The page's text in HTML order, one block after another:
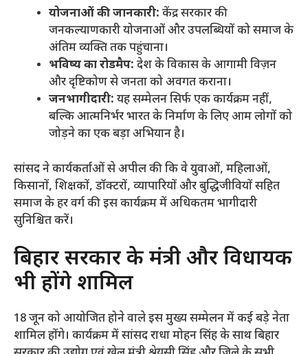
योजनाओं की जानकारी: केंद्र सरकार की
जनकल्याणकारी योजनाओं और उपलब्धियों को समाज के
अंतिम व्यक्ति तक पहुंचाना।
भविष्य का रोडमैप: देश के विकास के आगामी विज़न
और दृष्टिकोण से जनता को अवगत कराना।
जनभागीदारी: यह सम्मेलन सिर्फ एक कार्यक्रम नहीं,
बल्कि आत्मनिर्भर भारत के निर्माण के लिए आम लोगों को
जोड़ने का एक बड़ा अभियान है।
​सांसद ने कार्यकर्ताओं से अपील की कि वे युवाओं, महिलाओं,
किसानों, शिक्षकों, डॉक्टरों, व्यापारियों और बुद्धिजीवियों सहित
समाज के हर वर्ग की इस कार्यक्रम में अधिकतम भागीदारी
सुनिश्चित करें।
​बिहार सरकार के मंत्री और विधायक
भी होंगे शामिल
​18 जून को आयोजित होने वाले इस मुख्य सम्मेलन में कई बड़े नेता
शामिल होंगे। कार्यक्रम में सांसद राधा मोहन सिंह के साथ बिहार